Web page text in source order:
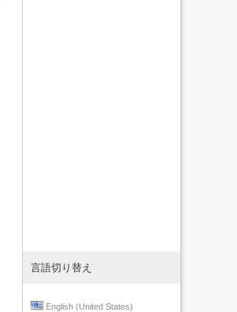
言語切り替え
English (United States)